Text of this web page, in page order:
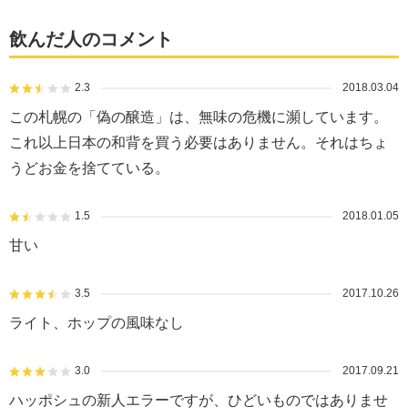
飲んだ人のコメント
2.3 2018.03.04
この札幌の「偽の醸造」は、無味の危機に瀕しています。
これ以上日本の和背を買う必要はありません。それはちょ
うどお金を捨てている。
1.5 2018.01.05
甘い
3.5 2017.10.26
ライト、ホップの風味なし
3.0 2017.09.21
ハッポシュの新人エラーですが、ひどいものではありませ